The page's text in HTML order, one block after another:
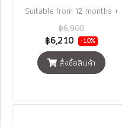
Suitable from 12 months +
฿6,900
฿6,210 -10%
สั่งซื้อสินค้า